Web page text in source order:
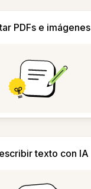
PDFs e imágenes
texto con IA